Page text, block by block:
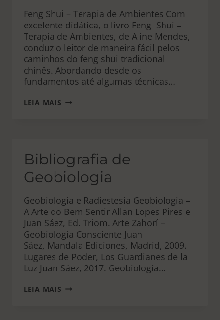
Feng Shui – Terapia de Ambientes Com
excelente didática, o livro Feng Shui –
Terapia de Ambientes, de Aline Mendes,
conduz o leitor de maneira fácil pelos
caminhos do feng shui tradicional
chinês. Abordando desde os
fundamentos até algumas técnicas…
LEIA MAIS BIBLIOGRAFIA
Bibliografia de
Geobiologia
Geobiologia e Radiestesia Geobiologia –
A Arte do Bem Sentir Allan Lopes Pires e
Juan Sáez, Ed. Triom. Arte Zahorí –
Geobiología Consciente Juan
Sáez, Mandala Ediciones, Madrid, 2009.
Lugares de Poder, Los Guardianes de la
Luz Juan Sáez, 2017. Geobiología…
LEIA MAIS BIBLIOGRAFIA